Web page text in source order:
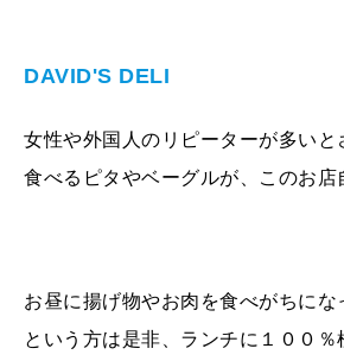
DAVID'S DELI
女性や外国人のリピーターが多い
食べるピタやベーグルが、このお
お昼に揚げ物やお肉を食べがちに
という方は是非、ランチに１００